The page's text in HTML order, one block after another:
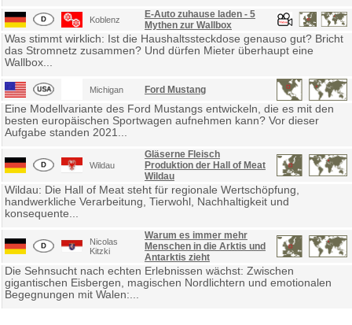
Koblenz
E-Auto zuhause laden - 5
Mythen zur Wallbox
Was stimmt wirklich: Ist die Haushaltssteckdose genauso gut? Bricht
das Stromnetz zusammen? Und dürfen Mieter überhaupt eine
Wallbox...
Michigan Ford Mustang
Eine Modellvariante des Ford Mustangs entwickeln, die es mit den
besten europäischen Sportwagen aufnehmen kann? Vor dieser
Aufgabe standen 2021...
Wildau
Gläserne Fleisch
Produktion der Hall of Meat
Wildau
Wildau: Die Hall of Meat steht für regionale Wertschöpfung,
handwerkliche Verarbeitung, Tierwohl, Nachhaltigkeit und
konsequente...
Nicolas
Kitzki
Warum es immer mehr
Menschen in die Arktis und
Antarktis zieht
Die Sehnsucht nach echten Erlebnissen wächst: Zwischen
gigantischen Eisbergen, magischen Nordlichtern und emotionalen
Begegnungen mit Walen:...